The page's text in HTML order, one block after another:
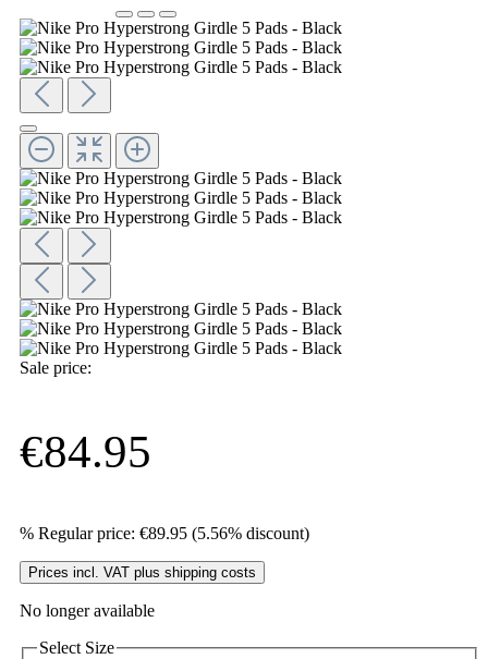
Sale price:
€84.95
% Regular price: €89.95 (5.56% discount)
Prices incl. VAT plus shipping costs
No longer available
Select Size